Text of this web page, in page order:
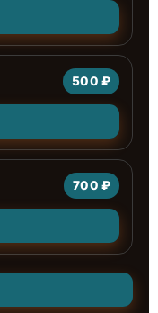
500 ₽
700 ₽